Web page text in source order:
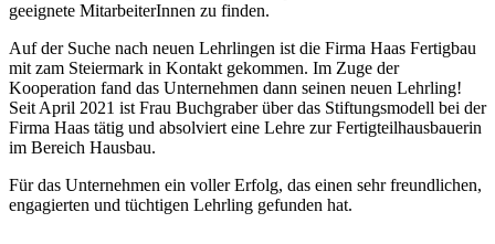
geeignete MitarbeiterInnen zu finden.
Auf der Suche nach neuen Lehrlingen ist die Firma Haas Fertigbau
mit zam Steiermark in Kontakt gekommen. Im Zuge der
Kooperation fand das Unternehmen dann seinen neuen Lehrling!
Seit April 2021 ist Frau Buchgraber über das Stiftungsmodell bei der
Firma Haas tätig und absolviert eine Lehre zur Fertigteilhausbauerin
im Bereich Hausbau.
Für das Unternehmen ein voller Erfolg, das einen sehr freundlichen,
engagierten und tüchtigen Lehrling gefunden hat.